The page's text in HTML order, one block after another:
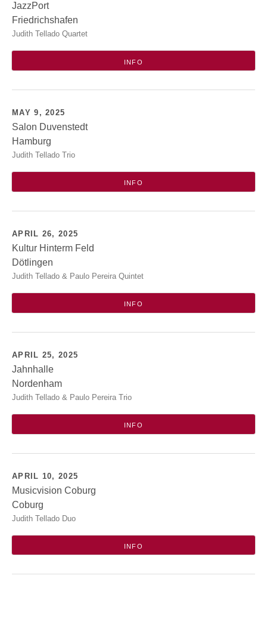
JazzPort
Friedrichshafen
JazzPort Fallenbrunnen 17
Friedrichshafen
Judith Tellado Quartet
INFO
MAY 9, 2025
Salon Duvenstedt
Hamburg
Duvenstedter Salon
Hamburg,22397
Judith Tellado Trio
INFO
APRIL 26, 2025
Kultur Hinterm Feld
Dötlingen
Kultur Hinterm Feld Hinterm Feld 14
Dötlingen
Judith Tellado & Paulo Pereira Quintet
INFO
APRIL 25, 2025
Jahnhalle
Nordenham
Jahnhalle Jahnstr. 20
Nordenham
Judith Tellado & Paulo Pereira Trio
INFO
APRIL 10, 2025
Musicvision Coburg
Coburg
musicVision Coburg (WSCO Foyer)
96450 Coburg
Judith Tellado Duo
INFO